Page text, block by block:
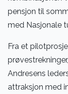
pensjon til
med Nasjonale
Fra et
Andresens
attraksjon med